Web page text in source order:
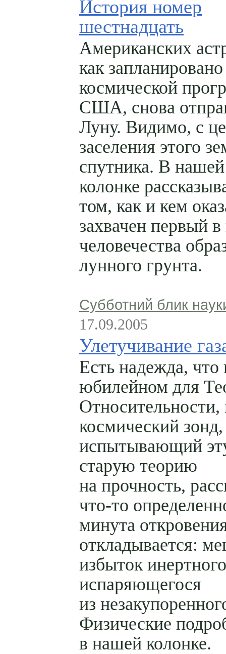
История номер
шестнадцать
Американских
как
космической
США, снова
Луну. Видимо, с
заселения этого
спутника. В
колонке
том, как и кем
захвачен первый
человечества
лунного грунта.
Субботний блик
17.09.2005
Улетучивание
Есть надежда, что
юбилейном для
Относительности,
космический зонд,
испытывающий
старую теорию
на прочность,
что-то
минута
откладывается:
избыток
испаряющегося
из
Физические
в нашей колонке.